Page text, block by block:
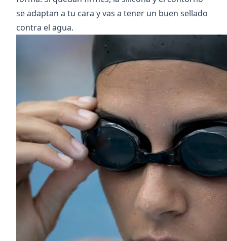
se adaptan a tu cara y vas a tener un buen sellado
contra el agua.